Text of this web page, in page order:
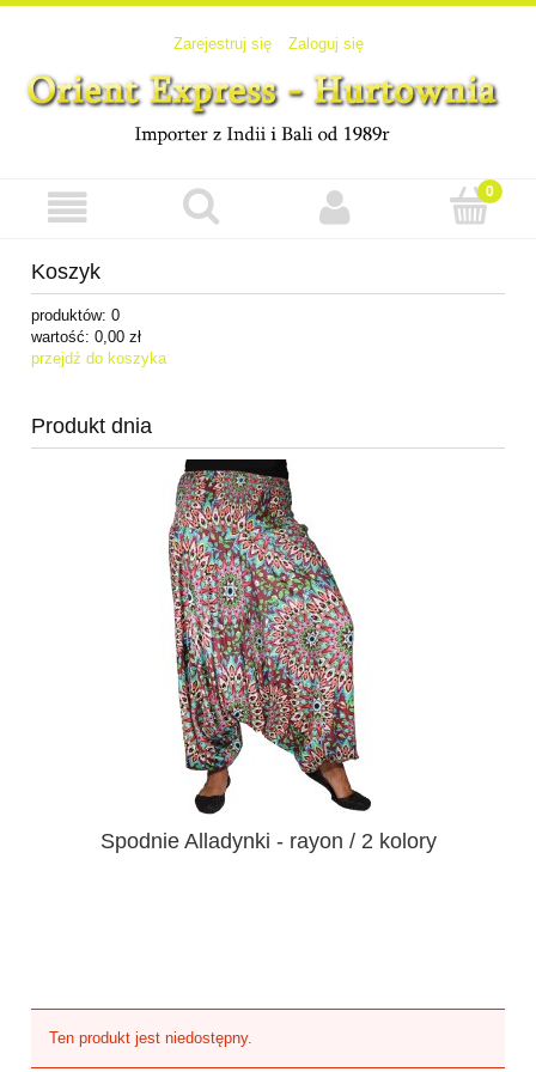
Zarejestruj się Zaloguj się
Koszyk
produktów: 0
wartość: 0,00 zł
przejdź do koszyka
Produkt dnia
Spodnie Alladynki - rayon / 2 kolory
Ten produkt jest niedostępny.